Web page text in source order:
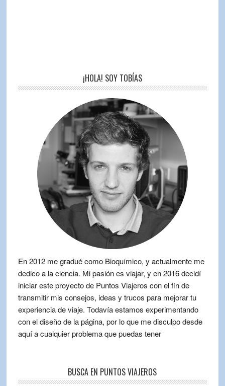
¡HOLA! SOY TOBÍAS
En 2012 me gradué como Bioquímico, y actualmente me
dedico a la ciencia. Mi pasión es viajar, y en 2016 decidí
iniciar este proyecto de Puntos Viajeros con el fin de
transmitir mis consejos, ideas y trucos para mejorar tu
experiencia de viaje. Todavía estamos experimentando
con el diseño de la página, por lo que me disculpo desde
aquí a cualquier problema que puedas tener
BUSCA EN PUNTOS VIAJEROS